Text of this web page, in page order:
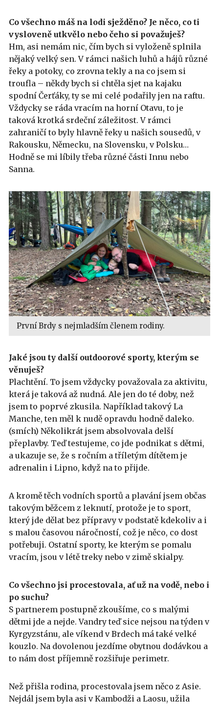
Co všechno máš na lodi sježděno? Je něco, co ti
vysloveně utkvělo nebo čeho si považuješ?
Hm, asi nemám nic, čím bych si vyloženě splnila
nějaký velký sen. V rámci našich luhů a hájů různé
řeky a potoky, co zrovna tekly a na co jsem si
troufla – někdy bych si chtěla sjet na kajaku
spodní Čerťáky, ty se mi celé podařily jen na raftu.
Vždycky se ráda vracím na horní Otavu, to je
taková krotká srdeční záležitost. V rámci
zahraničí to byly hlavně řeky u našich sousedů, v
Rakousku, Německu, na Slovensku, v Polsku…
Hodně se mi líbily třeba různé části Innu nebo
Sanna.
První Brdy s nejmladším členem rodiny.
Jaké jsou ty další outdoorové sporty, kterým se
věnuješ?
Plachtění. To jsem vždycky považovala za aktivitu,
která je taková až nudná. Ale jen do té doby, než
jsem to poprvé zkusila. Například takový La
Manche, ten měl k nudě opravdu hodně daleko.
(smích) Několikrát jsem absolvovala delší
přeplavby. Teď testujeme, co jde podnikat s dětmi,
a ukazuje se, že s ročním a tříletým dítětem je
adrenalin i Lipno, když na to přijde.
A kromě těch vodních sportů a plavání jsem občas
takovým běžcem z leknutí, protože je to sport,
který jde dělat bez přípravy v podstatě kdekoliv a i
s malou časovou náročností, což je něco, co dost
potřebuji. Ostatní sporty, ke kterým se pomalu
vracím, jsou v létě treky nebo v zimě skialpy.
Co všechno jsi procestovala, ať už na vodě, nebo i
po suchu?
S partnerem postupně zkoušíme, co s malými
dětmi jde a nejde. Vandry teď sice nejsou na týden v
Kyrgyzstánu, ale víkend v Brdech má také velké
kouzlo. Na dovolenou jezdíme obytnou dodávkou a
to nám dost příjemně rozšiřuje perimetr.
Než přišla rodina, procestovala jsem něco z Asie.
Nejdál jsem byla asi v Kambodži a Laosu, užila